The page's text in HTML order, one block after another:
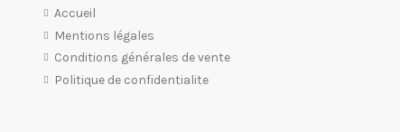
Accueil
Mentions légales
Conditions générales de vente
Politique de confidentialite